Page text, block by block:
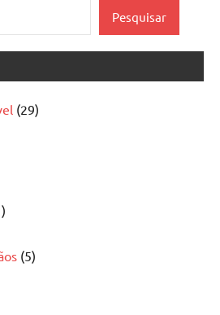
Pesquisar
(29)
(5)